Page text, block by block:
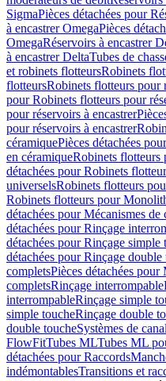
SigmaPièces détachées pour
à encastrer OmegaPièces
OmegaRéservoirs à encastrer
à encastrer DeltaTubes de
et robinets flotteursRobinets
flotteursRobinets flotteurs pour
pour Robinets flotteurs pour
pour réservoirs à encastrer
pour réservoirs à encastrer
céramiquePièces détachées
en céramiqueRobinets flotteurs
détachées pour Robinets
universelsRobinets flotteurs
Robinets flotteurs pour
détachées pour Mécanismes de
détachées pour Rinçage
détachées pour Rinçage simple
détachées pour Rinçage double
completsPièces détachées pour
completsRinçage interrompable
interrompableRinçage simple
simple toucheRinçage double
double toucheSystèmes de
FlowFitTubes MLTubes ML
détachées pour Raccords
indémontablesTransitions et